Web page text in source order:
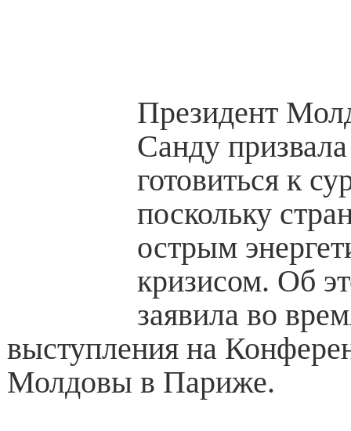
Президент
Санду
готовиться к
поскольку
острым
кризисом. Об
заявила во
выступления на
Молдовы в Париже.